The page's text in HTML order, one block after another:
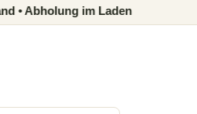
im Laden möglich •